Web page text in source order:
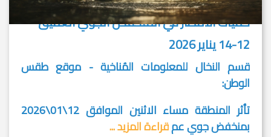
كميات الأمطار في المنخفض الجوي العميق
12-14 يناير 2026
قسم النخال للمعلومات المُناخية - موقع طقس
الوطن:
تأثر المنطقة مساء الاثنين الموافق 12\01\2026
بمنخفض جوي عمقراءة المزيد ...